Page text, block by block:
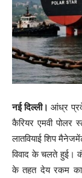
नई दिल्ली। आंध्र
कैरियर एमवी पोलर
लातवियाई शिप
विवाद के चलते हुई।
के तहत देय रकम का